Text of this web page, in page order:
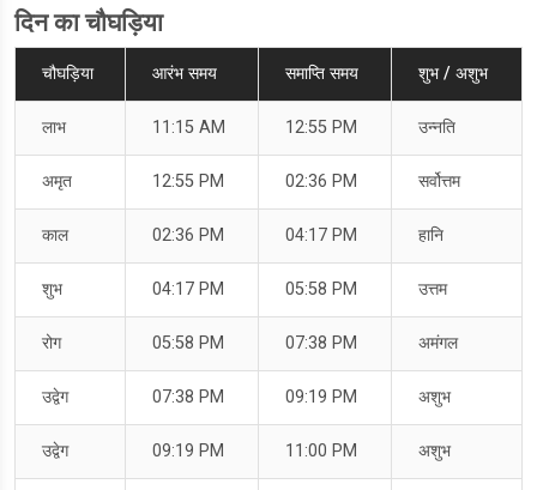
दिन का चौघड़िया
चौघड़िया आरंभ समय समाप्ति समय शुभ / अशुभ
लाभ 11:15 AM 12:55 PM उन्नति
अमृत 12:55 PM 02:36 PM सर्वोत्तम
काल 02:36 PM 04:17 PM हानि
शुभ 04:17 PM 05:58 PM उत्तम
रोग 05:58 PM 07:38 PM अमंगल
उद्वेग 07:38 PM 09:19 PM अशुभ
उद्वेग 09:19 PM 11:00 PM अशुभ